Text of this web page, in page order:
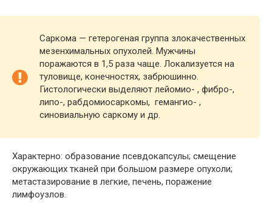
Саркома — гетерогеная группа злокачественных
мезенхимальных опухолей. Мужчины
поражаются в 1,5 раза чаще. Локализуется на
туловище, конечностях, забрюшинно.
Гистологически выделяют лейомио- , фибро-,
липо-, рабдомиосаркомы, гемангио- ,
синовиальную саркому и др.
Характерно: образование псевдокапсулы; смещение
окружающих тканей при большом размере опухоли;
метастазирование в легкие, печень, поражение
лимфоузлов.